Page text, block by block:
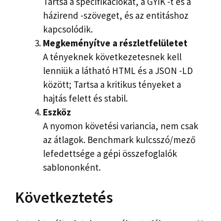
házirend -szöveget, és az entitáshoz
kapcsolódik.
Megkeményítve a részletfelületet
A tényeknek következetesnek kell
lenniük a látható HTML és a JSON -LD
között; Tartsa a kritikus tényeket a
hajtás felett és stabil.
Eszköz
A nyomon követési variancia, nem csak
az átlagok. Benchmark kulcsszó/mező
lefedettsége a gépi összefoglalók
sablononként.
Következtetés